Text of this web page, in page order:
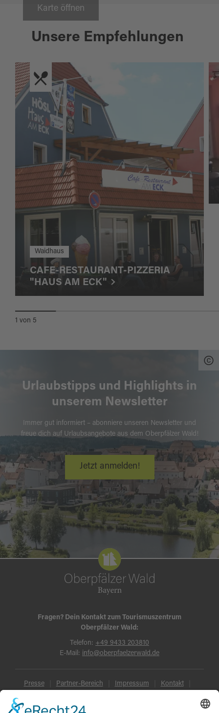
Karte öffnen
Unsere Empfehlungen
Waidhaus
CAFE-RESTAURANT-PIZZERIA
"HAUS AM ECK"
1 von 5
Urlaubstipps und Highlights in
unserem Newsletter
Immer gut informiert – abonniere unseren Newsletter und
freue dich auf Urlaubsangebote aus dem Oberpfälzer Wald!
Jetzt anmelden!
Fragen? Dein Kontakt zum Tourismuszentrum
Oberpfälzer Wald:
Telefon: +49 9433 203810
E-Mail: info@oberpfaelzerwald.de
Presse Partner-Bereich Impressum Kontakt
Datenschutz